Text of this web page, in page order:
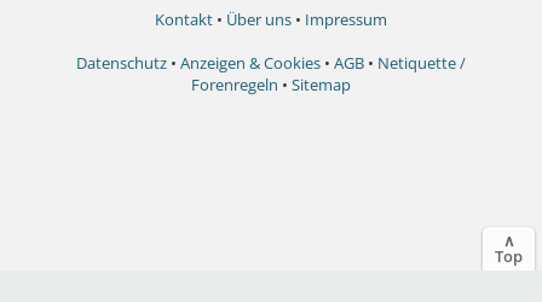
Kontakt • Über uns • Impressum
Datenschutz • Anzeigen & Cookies • AGB • Netiquette /
Forenregeln • Sitemap
∧
Top